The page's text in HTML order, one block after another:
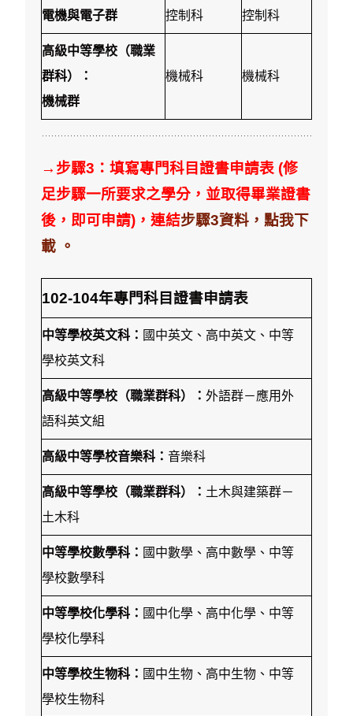
電機與電子群 控制科 控制科
高級中等學校（職業
群科）：
機械群
機械科 機械科
→步驟3：填寫專門科目證書申請表 (修
足步驟一所要求之學分，並取得畢業證書
後，即可申請)，連結步驟3資料，點我下
載 。
102-104年專門科目證書申請表
中等學校英文科： 國中英文、高中英文、中等
學校英文科
高級中等學校（職業群科）： 外語群－應用外
語科英文組
高級中等學校音樂科： 音樂科
高級中等學校（職業群科）： 土木與建築群－
土木科
中等學校數學科： 國中數學、高中數學、中等
學校數學科
中等學校化學科： 國中化學、高中化學、中等
學校化學科
中等學校生物科： 國中生物、高中生物、中等
學校生物科